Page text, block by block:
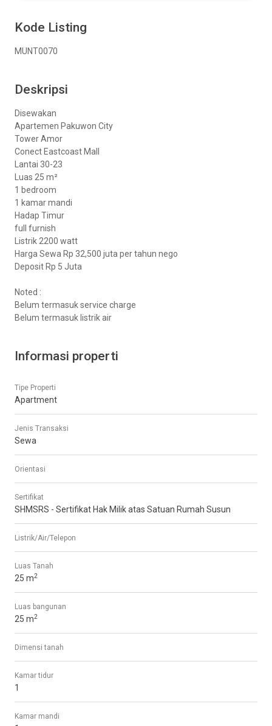
Kode Listing
MUNT0070
Deskripsi
Disewakan
Apartemen Pakuwon City
Tower Amor
Conect Eastcoast Mall
Lantai 30-23
Luas 25 m²
1 bedroom
1 kamar mandi
Hadap Timur
full furnish
Listrik 2200 watt
Harga Sewa Rp 32,500 juta per tahun nego
Deposit Rp 5 Juta
Noted :
Belum termasuk service charge
Belum termasuk listrik air
Informasi properti
Tipe Properti
Apartment
Jenis Transaksi
Sewa
Orientasi
Sertifikat
SHMSRS - Sertifikat Hak Milik atas Satuan Rumah Susun
Listrik/Air/Telepon
Luas Tanah
25 m2
Luas bangunan
25 m2
Dimensi tanah
Kamar tidur
1
Kamar mandi